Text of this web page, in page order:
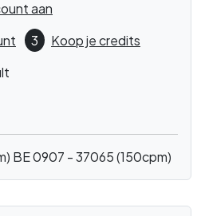
aan
3
Koop je credits
BE 0907 - 37065 (150cpm)